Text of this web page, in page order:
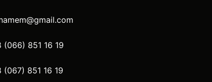
(066) 851 16 19
(067) 851 16 19